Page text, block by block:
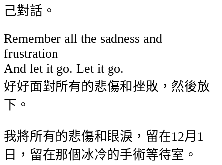
己對話。
Remember all the sadness and
frustration
And let it go. Let it go.
好好面對所有的悲傷和挫敗，然後放
下。
我將所有的悲傷和眼淚，留在12月1
日，留在那個冰冷的手術等待室。